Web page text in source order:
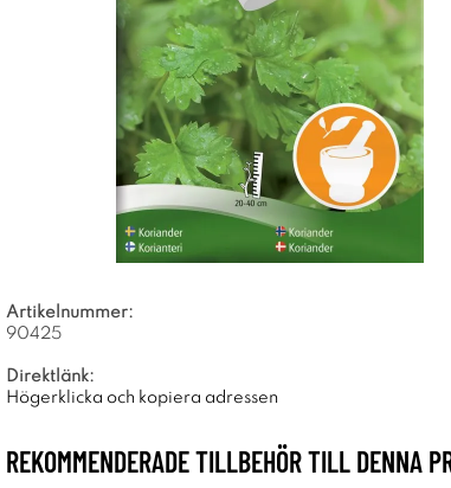
Artikelnummer:
90425
Direktlänk:
Högerklicka och kopiera adressen
REKOMMENDERADE TILLBEHÖR TILL DENNA